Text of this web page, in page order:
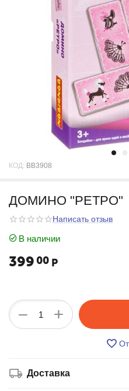
КОД: BB3908
ДОМИНО "РЕТРО"
Написать отзыв
В наличии
399 00 Р
+
−
Доставка